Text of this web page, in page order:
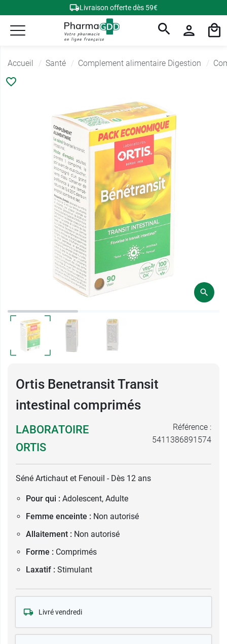
Livraison offerte dès 59€
Accueil Santé Complement alimentaire Digestion
Ortis Benetransit Transit
intestinal comprimés
LABORATOIRE
ORTIS
Référence :
5411386891574
Séné Artichaut et Fenouil - Dès 12 ans
Pour qui : Adolescent, Adulte
Femme enceinte : Non autorisé
Allaitement : Non autorisé
Forme : Comprimés
Laxatif : Stimulant
Livré vendredi